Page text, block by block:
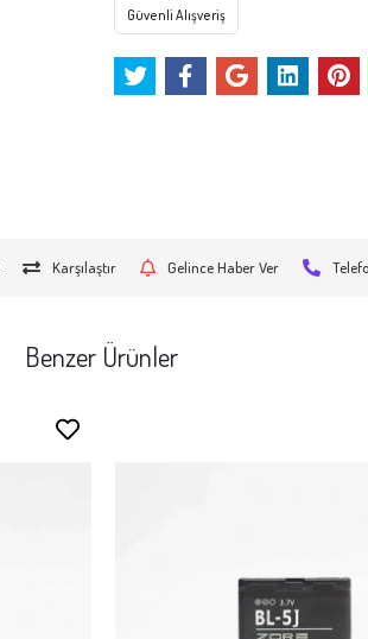
Güvenli Alışveriş
Karşılaştır Gelince Haber Ver
Benzer Ürünler